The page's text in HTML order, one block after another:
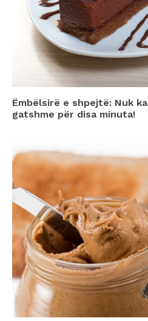
Ëmbëlsirë e shpejtë: Nuk
gatshme për disa minuta!